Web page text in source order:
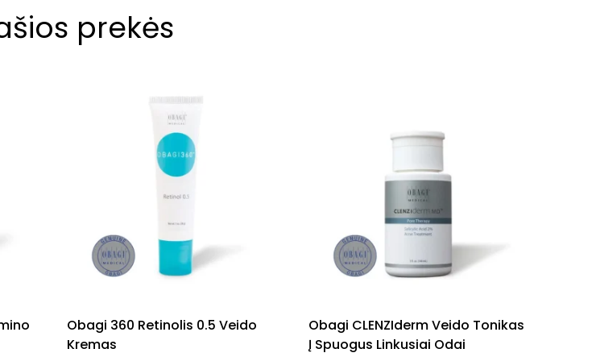
prekės
Obagi 360 Retinolis 0.5 Veido
Kremas
Obagi CLENZIderm Veido Tonikas
Į Spuogus Linkusiai Odai